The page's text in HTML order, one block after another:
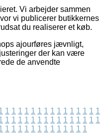
Vi arbejder sammen
vi publicerer butikkernes
du realiserer et køb.
ajourføres jævnligt,
der kan være
de anvendte
1 1 1 1 1 1 1 1 1 1 1 1 1 1 1
1 1 1 1 1 1 1 1 1 1 1 1 1 1 1
1 1 1 1 1 1 1 1 1 1 1 1 1